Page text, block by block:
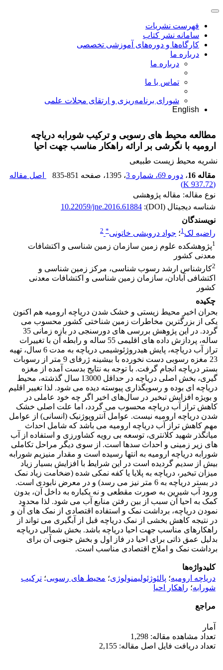
فهرست نشریات
سامانه نشر کتاب
کارگاه‌ها و دوره‌های آموزشی تخصصی
درباره ما
درباره ما
تماس با ما
شورای برنامه‌ریزی و ارتقای مجلات علمی
English
مطالعه محیط های رسوبی و ترکیب شورابه دریاچه
ارومیه با نگرشی بر ارائه راهکار مناسب جهت احیا
نشریه محیط زیست طبیعی
مقاله 16
، دوره 69، شماره 3 ، 1395 ، صفحه 835-851
اصل مقاله
(
937.72 K
)
نوع مقاله: مقاله پژوهشی
شناسه دیجیتال (DOI):
10.22059/jne.2016.61884
نویسندگان
راضیه لک1؛ جواد درویشی خاتونی*
2
1پژوهشکده علوم زمین سازمان زمین شناسی و اکتشافات
معدنی کشور
2کارشناس ارشد رسوب شناسی، مرکز زمین شناسی و
اکتشافی آبادان، سازمان زمین شناسی و اکتشافات معدنی
کشور
چکیده
بحران اخیر محیط زیستی و خشک شدن دریاچه ارومیه هم اکنون
یکی از بزرگترین مخاطرات زمین شناختی کشور محسوب می
گردد. در این پژوهش بررسی های دورسنجی در بازه زمانی 35
ساله، پردازش داده های اقلیمی 55 ساله و رابطه آن با تغییرات
تراز آب دریاچه، پایش هیدروژئوشیمی دریاچه به مدت 6 سال، تهیه
23 مغزه رسوبی دست نخورده با بیشینه ژرفای 9 متر از رسوبات
بستر دریاچه انجام گرفت. با توجه به نتایج بدست آمده از مغزه
گیری، بخش اصلی دریاچه در حداقل 13000 سال گذشته، محیط
دریاچه ای بوده و رسوبگذاری پیوسته دیده می شود. لذا تغییر اقلیم
و بویژه افزایش تبخیر در سال‌های اخیر اگر چه خود عاملی در
کاهش تراز آب دریاچه محسوب می گردد، اما علت اصلی خشک
شدن دریاچه ارومیه نیست. عوامل آنتروپوژنیک (انسانی) از عوامل
مهم کاهش تراز آب دریاچه ارومیه می باشد که شامل احداث
میانگذر شهید کلانتری، توسعه بی رویه کشاورزی و استفاده از آب
های زیر زمینی و احداث سدها است. از سوی دیگر مراحل تکاملی
شورابه دریاچه ارومیه به انتها رسیده است و مقدار منیزیم شورابه
بیش از سدیم گردیده است در این شرایط با افزایش بسیار زیاد
میزان تبخیر، دریاچه به پلایا یا کفه نمکی شده (ضخامت زیاد نمک
در بستر دریاچه به 6 متر نیز می رسد) و در معرض نابودی است.
ورود آب شیرین به صورت مقطعی و نه یکباره به داخل آن، بدون
کمک به احیا آن سبب از بین رفتن منابع آب می شود. لذا محدود
نمودن دریاچه، برداشت نمک و استفاده اقتصادی از نمک های آن و
در نتیجه کاهش بخشی از نمک دریاچه قبل از آبگیری می تواند از
راهکارهای مناسب جهت احیا دریاچه باشد. بخش شمالی دریاچه
بدلیل عمق ذاتی برای احیا در فاز اول و بخش جنوبی آن برای
برداشت نمک و املاح اقتصادی مناسب است.
کلیدواژه‌ها
دریاچه ارومیه؛ پالئوژئولیمنولوژی؛ محیط های رسوبی؛ ترکیب
شورابه؛ راهکار احیا
مراجع
آمار
تعداد مشاهده مقاله: 1,298
تعداد دریافت فایل اصل مقاله: 2,155